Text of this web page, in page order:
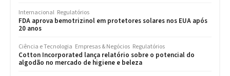
Internacional Regulatórios
FDA aprova bemotrizinol em protetores solares nos EUA após
20 anos
Ciência e Tecnologia Empresas & Negócios Regulatórios
Cotton Incorporated lança relatório sobre o potencial do
algodão no mercado de higiene e beleza